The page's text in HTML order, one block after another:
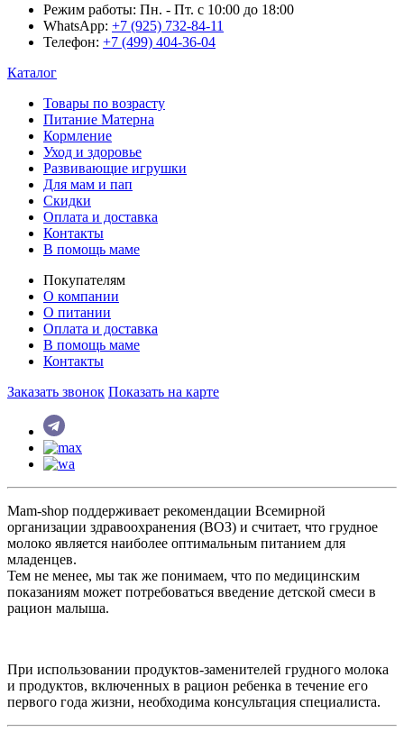
Режим работы: Пн. - Пт. с 10:00 до 18:00
WhatsApp: +7 (925) 732-84-11
Телефон: +7 (499) 404-36-04
Каталог
Товары по возрасту
Питание Матерна
Кормление
Уход и здоровье
Развивающие игрушки
Для мам и пап
Скидки
Оплата и доставка
Контакты
В помощь маме
Покупателям
О компании
О питании
Оплата и доставка
В помощь маме
Контакты
Заказать звонок Показать на карте
Mam-shop поддерживает рекомендации Всемирной
организации здравоохранения (ВОЗ) и считает, что грудное
молоко является наиболее оптимальным питанием для
младенцев.
Тем не менее, мы так же понимаем, что по медицинским
показаниям может потребоваться введение детской смеси в
рацион малыша.
При использовании продуктов-заменителей грудного молока
и продуктов, включенных в рацион ребенка в течение его
первого года жизни, необходима консультация специалиста.